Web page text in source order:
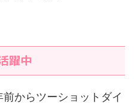
躍中
からツーショットダイ